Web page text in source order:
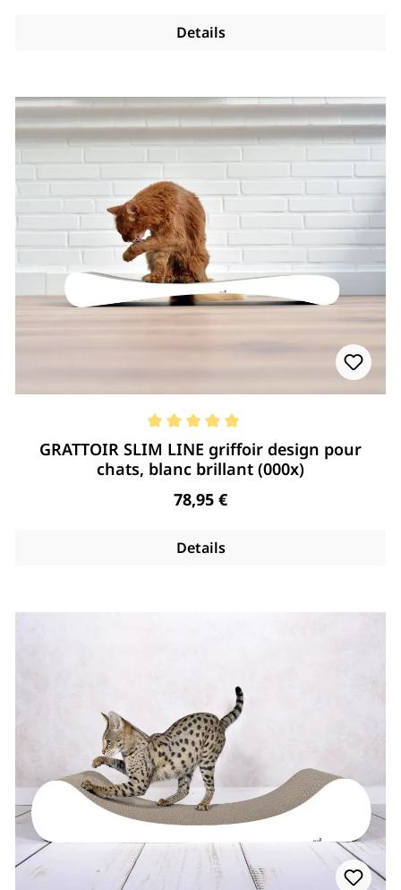
Details
Note moyenne de 5 de 5 étoiles
GRATTOIR SLIM LINE griffoir design pour
chats, blanc brillant (000x)
Regulärer Preis:
78,95 €
Details